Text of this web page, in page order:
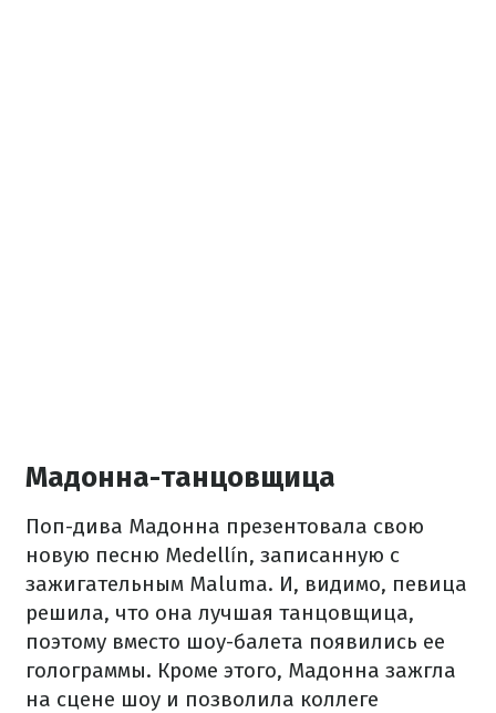
Мадонна-танцовщица
Поп-дива Мадонна презентовала свою
новую песню Medellín, записанную с
зажигательным Maluma. И, видимо, певица
решила, что она лучшая танцовщица,
поэтому вместо шоу-балета появились ее
голограммы. Кроме этого, Мадонна зажгла
на сцене шоу и позволила коллеге